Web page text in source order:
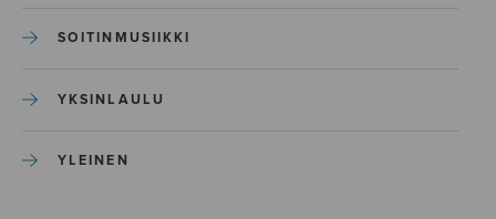
SOITINMUSIIKKI
YKSINLAULU
YLEINEN